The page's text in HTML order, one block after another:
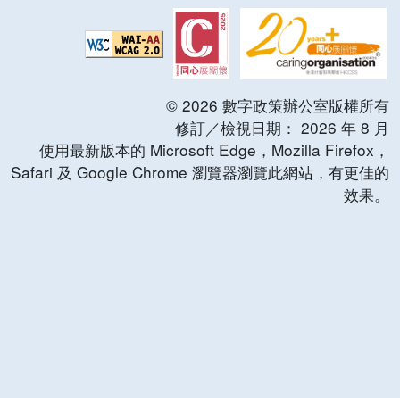
© 2026 數字政策辦公室版權所有
修訂／檢視日期： 2026 年 8 月
使用最新版本的 Microsoft Edge，Mozilla Firefox，
Safari 及 Google Chrome 瀏覽器瀏覽此網站，有更佳的
效果。